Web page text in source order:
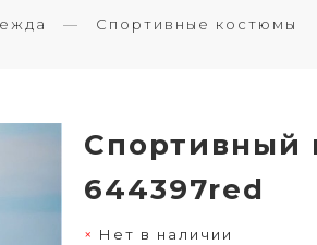
Спортивные костюмы
Спортивный
644397red
Нет в наличии